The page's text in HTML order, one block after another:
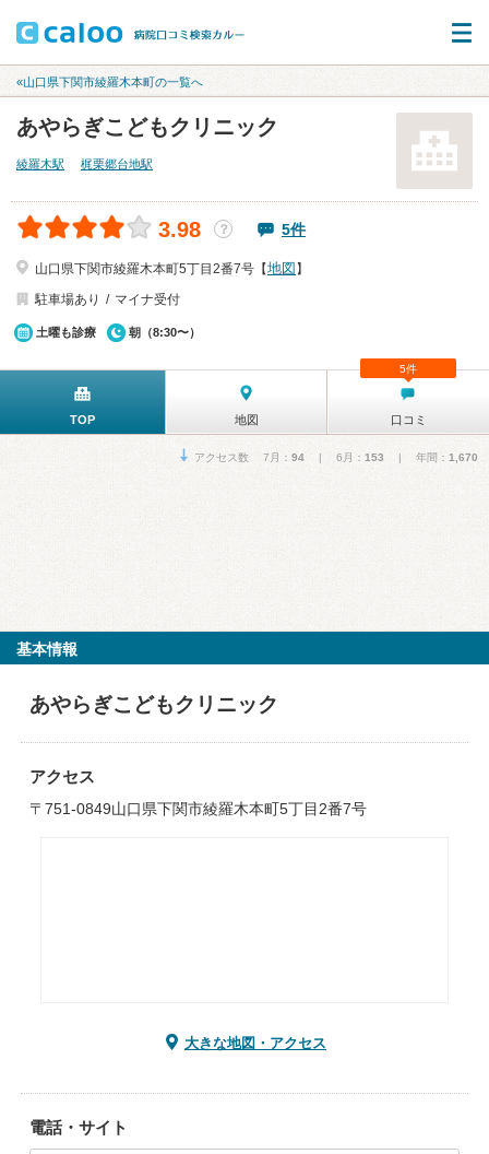
«山口県下関市綾羅木本町の一覧へ
あやらぎこどもクリニック
綾羅木駅 梶栗郷台地駅
3.98 ？ 5件
山口県下関市綾羅木本町5丁目2番7号【地図 】
駐車場あり
マイナ受付
土曜も診療 朝（8:30〜）
TOP 地図 口コミ
5件
アクセス数 7月： 94 | 6月： 153 | 年間： 1,670
基本情報
あやらぎこどもクリニック
アクセス
〒751-0849山口県下関市綾羅木本町5丁目2番7号
大きな地図・アクセス
電話・サイト